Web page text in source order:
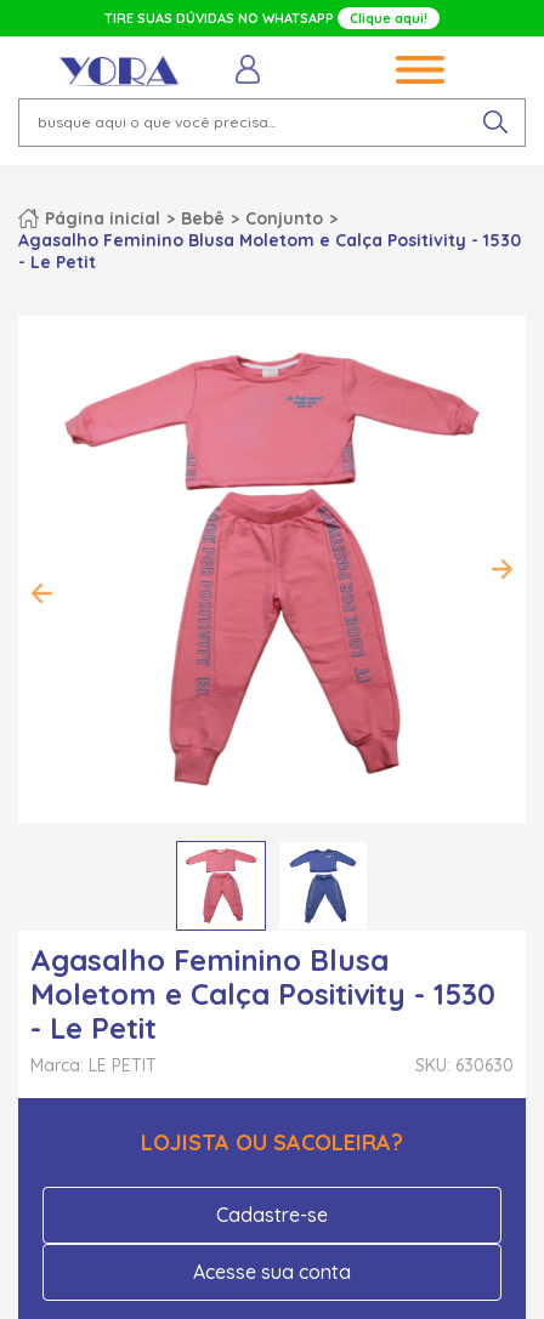
TIRE SUAS DÚVIDAS NO WHATSAPP Clique aqui!
Página inicial Bebê
Conjunto
Agasalho Feminino Blusa Moletom e Calça Positivity - 1530
- Le Petit
Agasalho Feminino Blusa
Moletom e Calça Positivity - 1530
- Le Petit
SKU: 630630
Marca: LE PETIT
LOJISTA OU SACOLEIRA?
Cadastre-se
Acesse sua conta